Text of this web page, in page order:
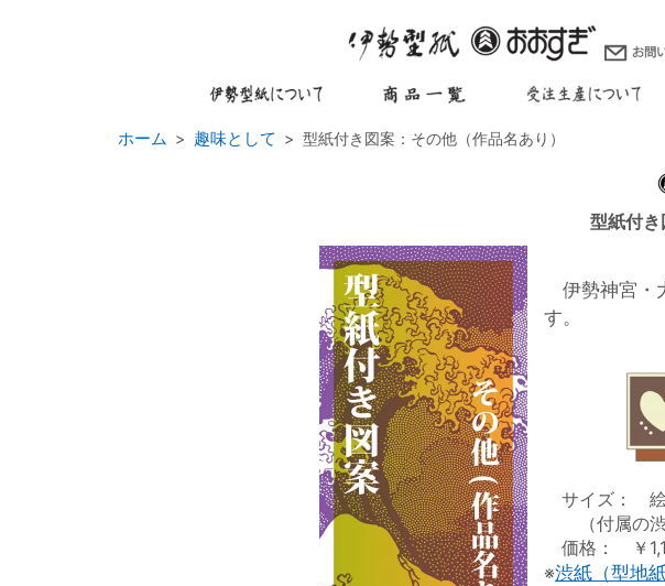
ホーム 趣味として 型紙付き図案：その他（作品名あり）
型紙付き
伊勢神宮・
す。
サイズ：
（付属の渋
価格： ￥
※渋紙（型地紙